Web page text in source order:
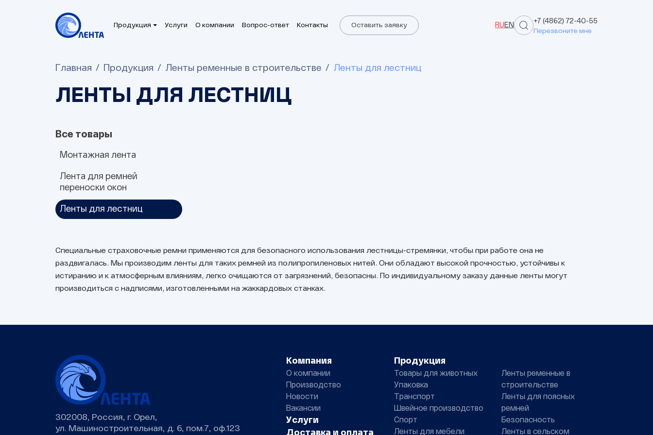
Продукция Услуги О компании Вопрос-ответ Контакты Оставить заявку RU EN
+7 (4862) 72-40-55
Перезвоните мне
Главная Продукция Ленты ременные в строительстве Ленты для лестниц
ЛЕНТЫ ДЛЯ ЛЕСТНИЦ
Все товары
Монтажная лента
Полипропиленовые
Полиэфирные
Лента для ремней
переноски окон
Ленты для лестниц
Специальные страховочные ремни применяются для безопасного использования лестницы-стремянки, чтобы при работе она не
раздвигалась. Мы производим ленты для таких ремней из полипропиленовых нитей. Они обладают высокой прочностью, устойчивы к
истиранию и к атмосферным влияниям, легко очищаются от загрязнений, безопасны. По индивидуальному заказу данные ленты могут
производиться с надписями, изготовленными на жаккардовых станках.
302008, Россия, г. Орел,
ул. Машиностроительная, д. 6, пом.7, оф.123
Компания
О компании
Производство
Новости
Вакансии
Услуги
Доставка и оплата
Продукция
Товары для животных
Упаковка
Транспорт
Швейное производство
Спорт
Ленты для мебели
Ленты ременные в
строительстве
Ленты для поясных
ремней
Безопасность
Ленты в сельском